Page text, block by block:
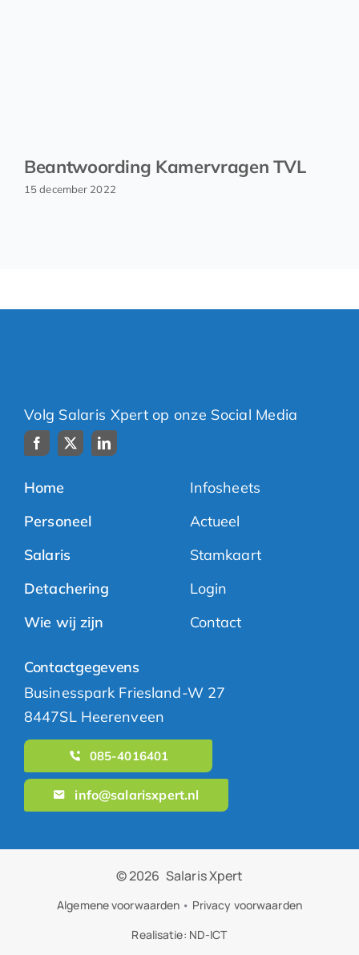
Beantwoording Kamervragen TVL
15 december 2022
Volg Salaris Xpert op onze Social Media
Home
Personeel
Salaris
Detachering
Wie wij zijn
Infosheets
Actueel
Stamkaart
Login
Contact
Contactgegevens
Businesspark Friesland-W 27
8447SL Heerenveen
085-4016401
info@salarisxpert.nl
© 2026 Salaris Xpert
Algemene voorwaarden • Privacy voorwaarden
Realisatie: ND-ICT